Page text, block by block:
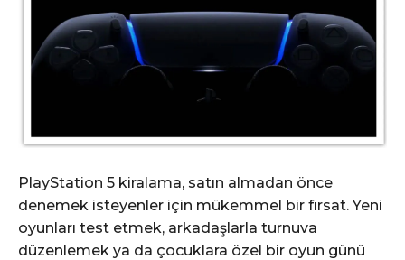
PlayStation 5 kiralama, satın almadan önce
denemek isteyenler için mükemmel bir fırsat. Yeni
oyunları test etmek, arkadaşlarla turnuva
düzenlemek ya da çocuklara özel bir oyun günü